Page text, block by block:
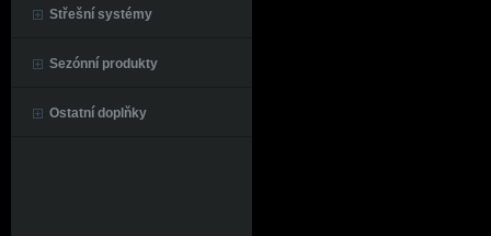
Střešní systémy
Sezónní produkty
Ostatní doplňky